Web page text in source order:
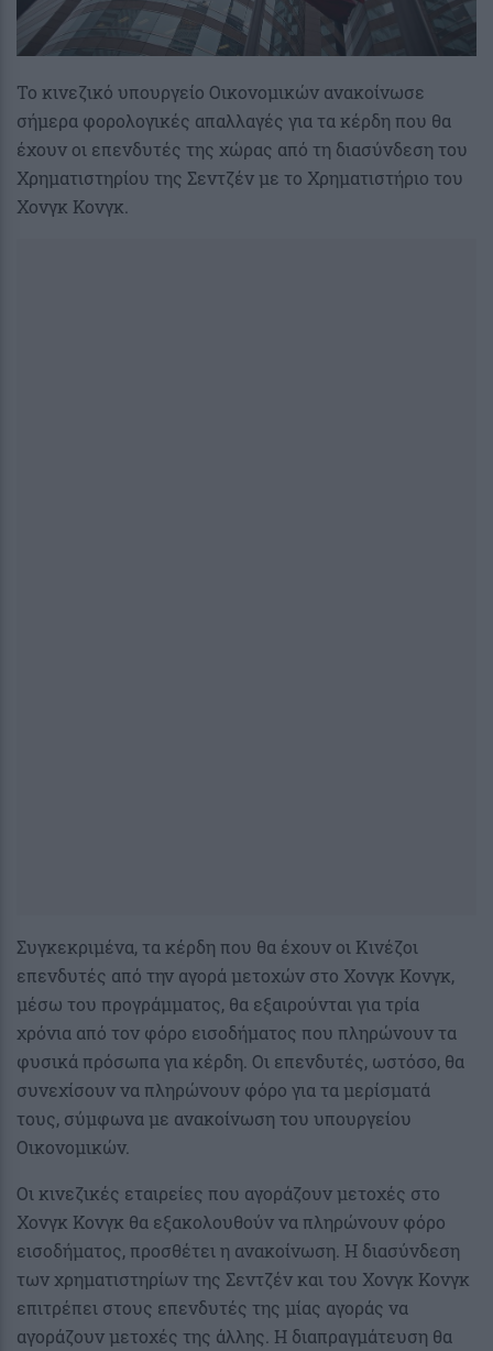
Το κινεζικό υπουργείο Οικονομικών ανακοίνωσε
σήμερα φορολογικές απαλλαγές για τα κέρδη που θα
έχουν οι επενδυτές της χώρας από τη διασύνδεση του
Χρηματιστηρίου της Σεντζέν με το Χρηματιστήριο του
Χονγκ Κονγκ.
Συγκεκριμένα, τα κέρδη που θα έχουν οι Κινέζοι
επενδυτές από την αγορά μετοχών στο Χονγκ Κονγκ,
μέσω του προγράμματος, θα εξαιρούνται για τρία
χρόνια από τον φόρο εισοδήματος που πληρώνουν τα
φυσικά πρόσωπα για κέρδη. Οι επενδυτές, ωστόσο, θα
συνεχίσουν να πληρώνουν φόρο για τα μερίσματά
τους, σύμφωνα με ανακοίνωση του υπουργείου
Οικονομικών.
Οι κινεζικές εταιρείες που αγοράζουν μετοχές στο
Χονγκ Κονγκ θα εξακολουθούν να πληρώνουν φόρο
εισοδήματος, προσθέτει η ανακοίνωση. Η διασύνδεση
των χρηματιστηρίων της Σεντζέν και του Χονγκ Κονγκ
επιτρέπει στους επενδυτές της μίας αγοράς να
αγοράζουν μετοχές της άλλης. Η διαπραγμάτευση θα